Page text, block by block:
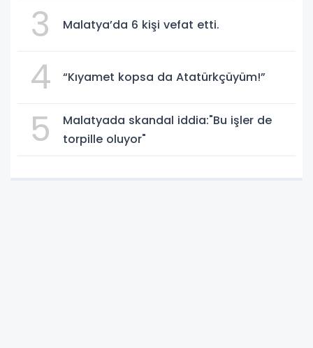
3 Malatya’da 6 kişi vefat etti.
4 “Kıyamet kopsa da Atatürkçüyüm!”
5
Malatyada skandal iddia:"Bu işler de
torpille oluyor"